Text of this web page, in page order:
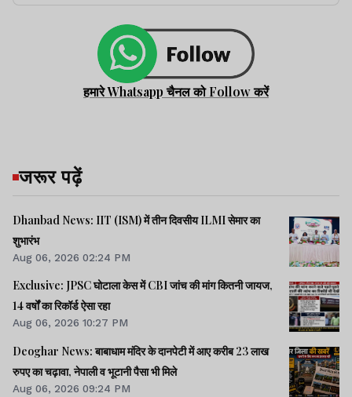
हमारे Whatsapp चैनल को Follow करें
जरूर पढ़ें
Dhanbad News: IIT (ISM) में तीन दिवसीय ILMI सेमार का
शुभारंभ
Aug 06, 2026 02:24 PM
Exclusive: JPSC घोटाला केस में CBI जांच की मांग कितनी जायज,
14 वर्षों का रिकॉर्ड ऐसा रहा
Aug 06, 2026 10:27 PM
Deoghar News: बाबाधाम मंदिर के दानपेटी में आए करीब 23 लाख
रुपए का चढ़ावा, नेपाली व भूटानी पैसा भी मिले
Aug 06, 2026 09:24 PM